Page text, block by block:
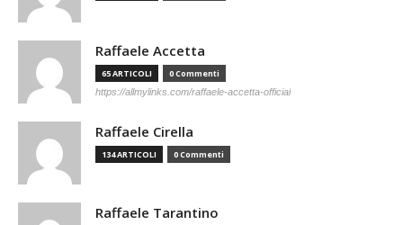
Raffaele Accetta
65 ARTICOLI 0 Commenti
https://allmylinks.com/raffaele-accetta-official
Raffaele Cirella
134 ARTICOLI 0 Commenti
Raffaele Tarantino